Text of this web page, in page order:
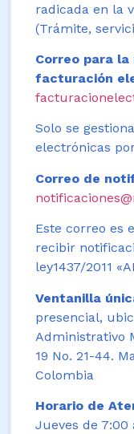
radicada en la
(Trámite,
Correo para
facturación
Solo se
electrónicas
Correo de
Este correo es
recibir
ley1437/2011
Ventanilla
presencial,
Administrativo
19 No. 21-44.
Colombia
Horario de
Jueves de 7:00